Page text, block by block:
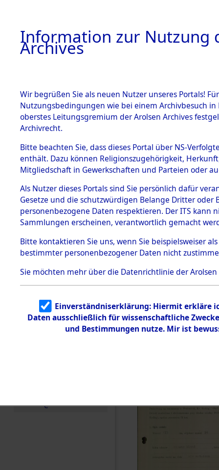
BESTÄNDE
1.
mente
5. Verschiedenes
5.3
Todesmärsche
5.3.1 Alliierte
Erhebungen
zu
Todesmärsch
en
5.3.2
Identifizierun
g
5.3.3
Todesmärsch
e
auf dem
zur
Roding,
zwischen
km)
Leben
0001
Information zur Nutzung
Archives
Wir begrüßen Sie als neuen Nutzer unseres Portals!
Nutzungsbedingungen wie bei einem Archivbesuch
oberstes Leitungsgremium der Arolsen Archives
Archivrecht.
Bitte beachten Sie, dass dieses Portal über NS-
enthält. Dazu können Religionszugehörigkeit,
Mitgliedschaft in Gewerkschaften und Parteien oder
Als Nutzer dieses Portals sind Sie persönlich dafür
Gesetze und die schutzwürdigen Belange Dritter
personenbezogene Daten respektieren. Der ITS
Sammlungen erscheinen, verantwortlich gemacht
Bitte kontaktieren Sie uns, wenn Sie beispielsweiser
bestimmter personenbezogener Daten nicht
Sie möchten mehr über die Datenrichtlinie der Arolsen
Einverständniserklärung: Hiermit erkläre
Daten ausschließlich für wissenschaftliche
und Bestimmungen nutze. Mir ist